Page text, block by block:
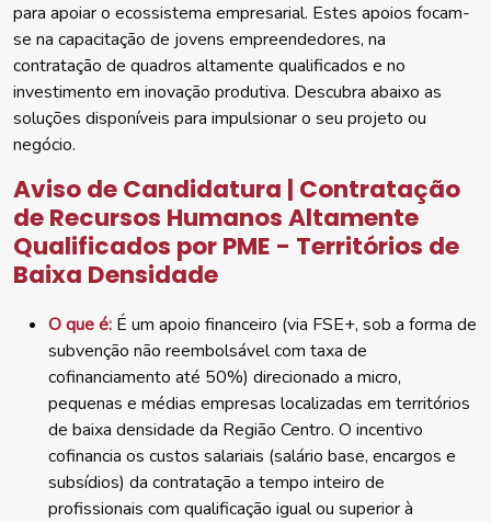
para apoiar o ecossistema empresarial. Estes apoios focam-
se na capacitação de jovens empreendedores, na
contratação de quadros altamente qualificados e no
investimento em inovação produtiva. Descubra abaixo as
soluções disponíveis para impulsionar o seu projeto ou
negócio.
Aviso de Candidatura | Contratação
de Recursos Humanos Altamente
Qualificados por PME - Territórios de
Baixa Densidade
O que é: É um apoio financeiro (via FSE+, sob a forma de
subvenção não reembolsável com taxa de
cofinanciamento até 50%) direcionado a micro,
pequenas e médias empresas localizadas em territórios
de baixa densidade da Região Centro. O incentivo
cofinancia os custos salariais (salário base, encargos e
subsídios) da contratação a tempo inteiro de
profissionais com qualificação igual ou superior à